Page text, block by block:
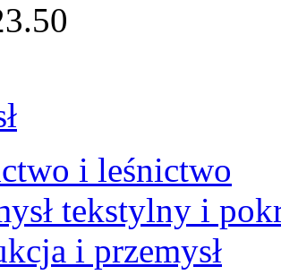
i leśnictwo
tekstylny i
i przemysł